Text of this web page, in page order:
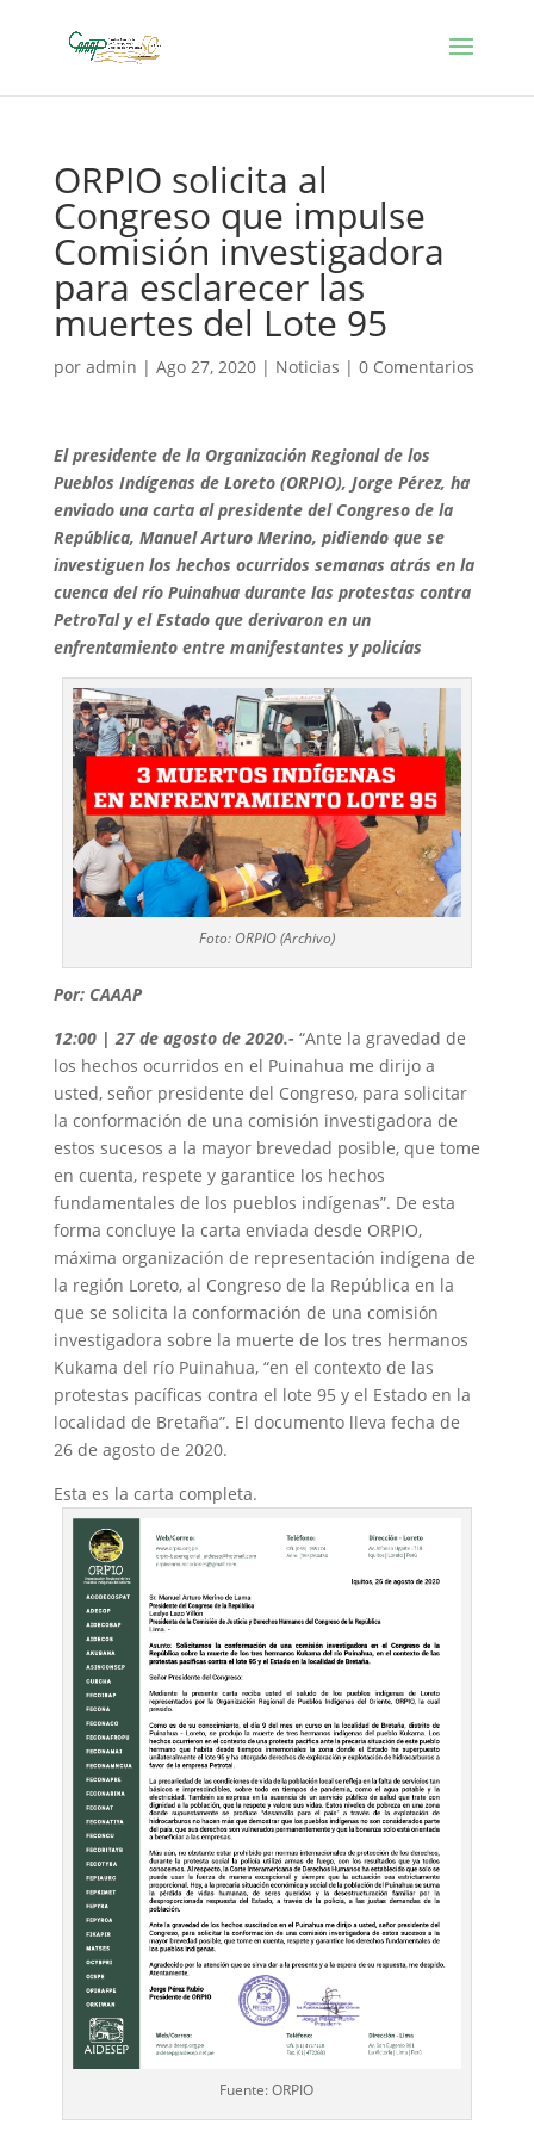
ORPIO solicita al
Congreso que impulse
Comisión investigadora
para esclarecer las
muertes del Lote 95
por admin | Ago 27, 2020| Noticias | 0 Comentarios
El presidente de la Organización Regional de los
Pueblos Indígenas de Loreto (ORPIO), Jorge Pérez, ha
enviado una carta al presidente del Congreso de la
República, Manuel Arturo Merino, pidiendo que se
investiguen los hechos ocurridos semanas atrás en la
cuenca del río Puinahua durante las protestas contra
PetroTal y el Estado que derivaron en un
enfrentamiento entre manifestantes y policías
Foto: ORPIO (Archivo)
Por: CAAAP
12:00 | 27 de agosto de 2020.- “Ante la gravedad de
los hechos ocurridos en el Puinahua me dirijo a
usted, señor presidente del Congreso, para solicitar
la conformación de una comisión investigadora de
estos sucesos a la mayor brevedad posible, que tome
en cuenta, respete y garantice los hechos
fundamentales de los pueblos indígenas”. De esta
forma concluye la carta enviada desde ORPIO,
máxima organización de representación indígena de
la región Loreto, al Congreso de la República en la
que se solicita la conformación de una comisión
investigadora sobre la muerte de los tres hermanos
Kukama del río Puinahua, “en el contexto de las
protestas pacíficas contra el lote 95 y el Estado en la
localidad de Bretaña”. El documento lleva fecha de
26 de agosto de 2020.
Esta es la carta completa.
Fuente: ORPIO